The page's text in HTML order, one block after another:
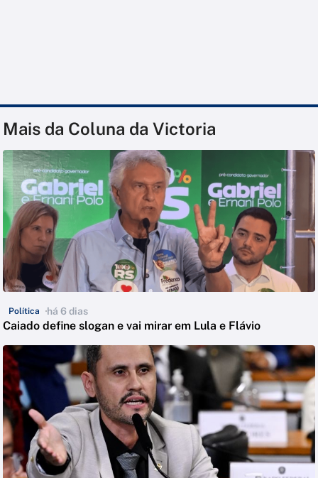
Mais da Coluna da Victoria
Política há 6 dias
Caiado define slogan e vai mirar em Lula e Flávio